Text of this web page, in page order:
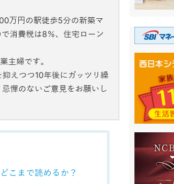
万円の駅徒歩5分の新築マ
消費税は8％、住宅ローン
主婦です。
えつつ10年後にガッツリ繰
憚のないご意見をお願いし
こまで読めるか？